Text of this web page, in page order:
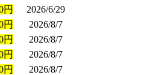
円
2026/6/29
円
2026/8/7
円
2026/8/7
円
2026/8/7
円
2026/8/7